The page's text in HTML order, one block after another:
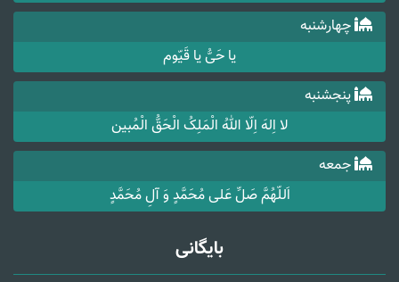
چهارشنبه
یا حَیُّ یا قَیّوم
پنجشنبه
لا اِلهَ اِلّا اللهُ الْمَلِکُ الْحَقُّ الْمُبین
جمعه
اَللّهُمَّ صَلِّ عَلی مُحَمَّدٍ وَ آلِ مُحَمَّدٍ
بایگانی